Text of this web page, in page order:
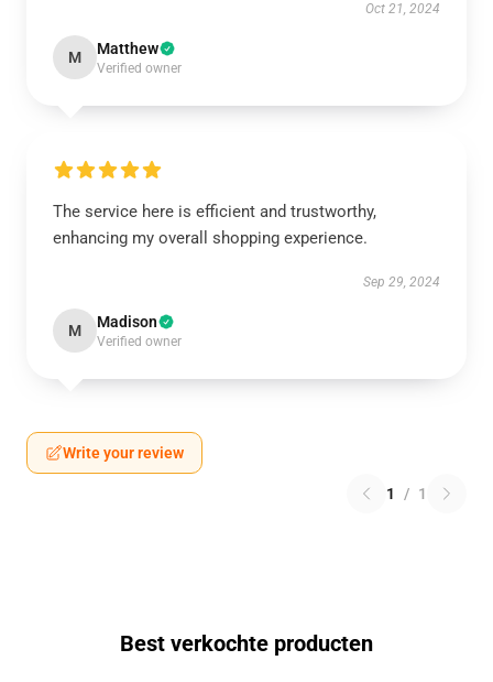
Oct 21, 2024
M Matthew
Verified owner
The service here is efficient and trustworthy,
enhancing my overall shopping experience.
Sep 29, 2024
M Madison
Verified owner
Write your review
1 / 1
Best verkochte producten